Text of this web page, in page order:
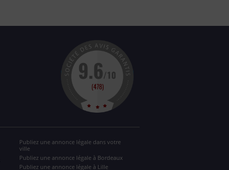
Publiez une annonce légale dans votre
ville
Publiez une annonce légale à Bordeaux
Publiez une annonce légale à Lille